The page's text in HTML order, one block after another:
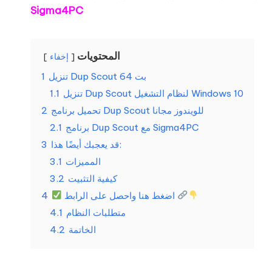
Sigma4PC
المحتويات إخفاء
1
تنزيل Dup Scout 64 بت
1.1
تنزيل Dup Scout لنظام التشغيل Windows 10
2
تحميل برنامج Dup Scout للويندوز مجانا
2.1
برنامج Dup Scout مع Sigma4PC
3
قد يعجبك أيضًا هذا:
3.1 المميزات
3.2 كيفية التثبيت
4
4.1 متطلبات النظام
4.2 الخاتمة